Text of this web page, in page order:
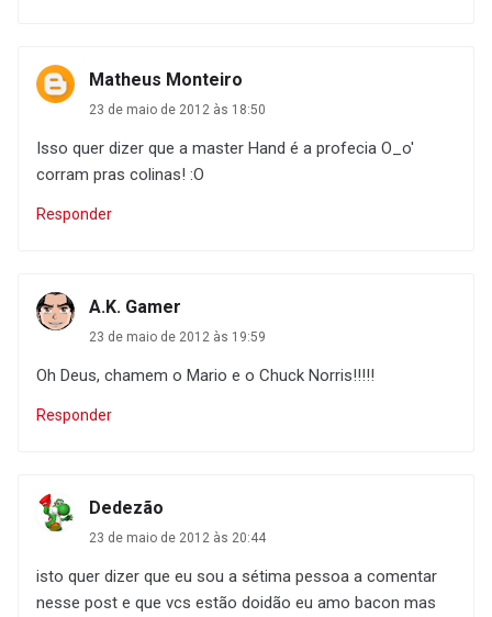
Matheus Monteiro
23 de maio de 2012 às 18:50
Isso quer dizer que a master Hand é a profecia O_o'
corram pras colinas! :O
Responder
A.K. Gamer
23 de maio de 2012 às 19:59
Oh Deus, chamem o Mario e o Chuck Norris!!!!!
Responder
Dedezão
23 de maio de 2012 às 20:44
isto quer dizer que eu sou a sétima pessoa a comentar
nesse post e que vcs estão doidão eu amo bacon mas